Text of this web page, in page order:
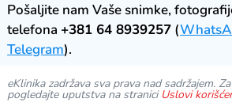
Pošaljite nam Vaše snimke,
telefona +381 64 8939257 (
Telegram).
eKlinika zadržava sva prava nad sadržajem.
pogledajte uputstva na stranici Uslovi